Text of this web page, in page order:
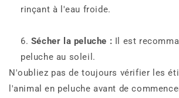
rinçant à l'eau froide.
Sécher la peluche : Il est
peluche au soleil.
N'oubliez pas de toujours vérifier les
l'animal en peluche avant de